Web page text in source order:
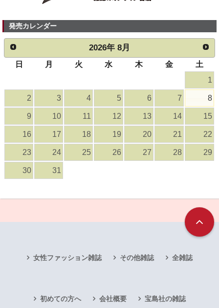
発売カレンダー
2026年 8月
日 月 火 水 木 金
土
1
2 3 4 5 6 7 8
9 10 11 12 13 14 15
16 17 18 19 20 21 22
23 24 25 26 27 28 29
30 31
女性ファッション雑誌 その他雑誌 全雑誌
初めての方へ 会社概要 宝島社の雑誌